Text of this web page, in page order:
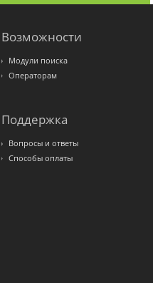
Возможности
Модули поиска
Операторам
Поддержка
Вопросы и ответы
Способы оплаты